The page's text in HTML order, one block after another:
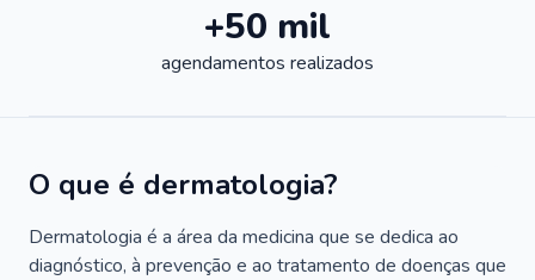
+50 mil
agendamentos realizados
O que é dermatologia?
Dermatologia é a área da medicina que se dedica ao
diagnóstico, à prevenção e ao tratamento de doenças que